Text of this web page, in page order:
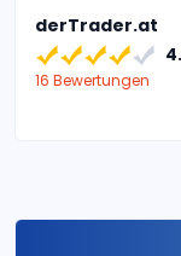
derTrader.at
16 Bewertungen